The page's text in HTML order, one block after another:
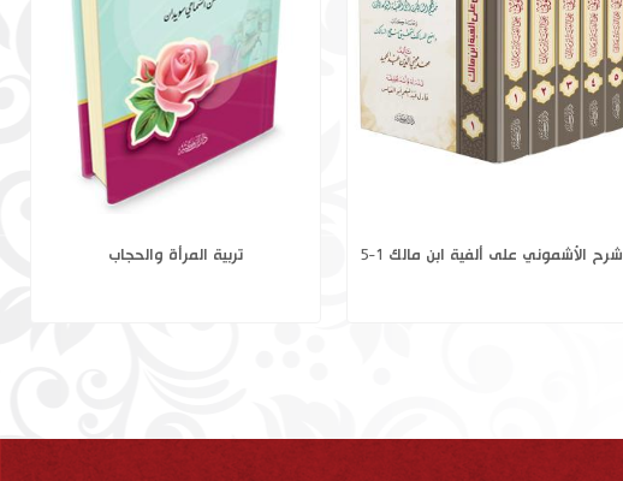
شرح الأشموني على ألفية ابن مالك 1-5
القواعد الأم للفقه وأثرها في الصناعة